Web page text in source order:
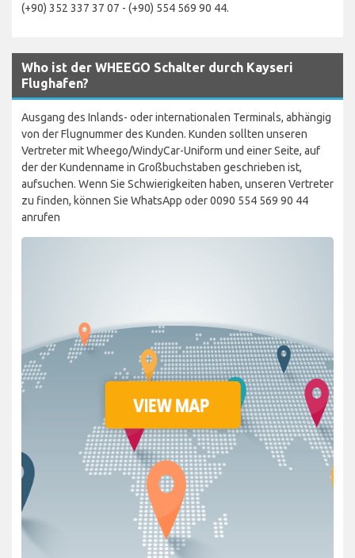
(+90) 352 337 37 07 - (+90) 554 569 90 44.
Who ist der WHEEGO Schalter durch Kayseri
Flughafen?
Ausgang des Inlands- oder internationalen Terminals, abhängig
von der Flugnummer des Kunden. Kunden sollten unseren
Vertreter mit Wheego/WindyCar-Uniform und einer Seite, auf
der der Kundenname in Großbuchstaben geschrieben ist,
aufsuchen. Wenn Sie Schwierigkeiten haben, unseren Vertreter
zu finden, können Sie WhatsApp oder 0090 554 569 90 44
anrufen